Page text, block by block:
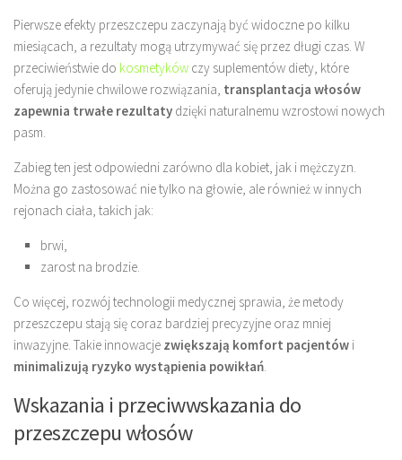
Pierwsze efekty przeszczepu zaczynają być widoczne po kilku
miesiącach, a rezultaty mogą utrzymywać się przez długi czas. W
przeciwieństwie do kosmetyków czy suplementów diety, które
oferują jedynie chwilowe rozwiązania, transplantacja włosów
zapewnia trwałe rezultaty dzięki naturalnemu wzrostowi nowych
pasm.
Zabieg ten jest odpowiedni zarówno dla kobiet, jak i mężczyzn.
Można go zastosować nie tylko na głowie, ale również w innych
rejonach ciała, takich jak:
brwi,
zarost na brodzie.
Co więcej, rozwój technologii medycznej sprawia, że metody
przeszczepu stają się coraz bardziej precyzyjne oraz mniej
inwazyjne. Takie innowacje zwiększają komfort pacjentów i
minimalizują ryzyko wystąpienia powikłań.
Wskazania i przeciwwskazania do
przeszczepu włosów